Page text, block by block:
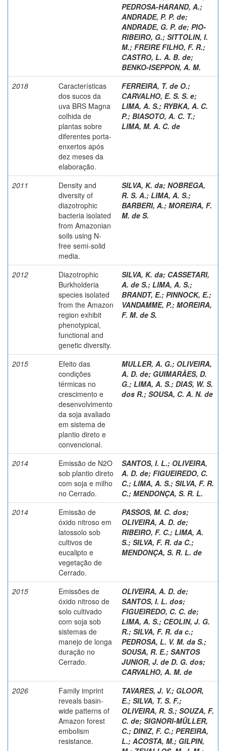
PEDROSA-HARAND, A.;
ANDRADE, P. P. de;
ANDRADE, G. P. de; PIO-
RIBEIRO, G.; SITTOLIN, I.
M.; FREIRE FILHO, F. R.;
CASTRO, L. A. B. de;
BENKO-ISEPPON, A. M.
2018
Características
dos sucos da
uva BRS Magna
colhida de
plantas sobre
diferentes porta-
enxertos após
dez meses da
elaboração.
FERREIRA, T. de O.;
CARVALHO, E. S. S. e;
LIMA, A. S.; RYBKA, A. C.
P.; BIASOTO, A. C. T.;
LIMA, M. A. C. de
2011
Density and
diversity of
diazotrophic
bacteria isolated
from Amazonian
soils using N-
free semi-solid
media.
SILVA, K. da; NOBREGA,
R. S. A.; LIMA, A. S.;
BARBERI, A.; MOREIRA, F.
M. de S.
2012
Diazotrophic
Burkholderia
species isolated
from the Amazon
region exhibit
phenotypical,
functional and
genetic diversity.
SILVA, K. da; CASSETARI,
A. de S.; LIMA, A. S.;
BRANDT, E.; PINNOCK, E.;
VANDAMME, P.; MOREIRA,
F. M. de S.
2015
Efeito das
condições
térmicas no
crescimento e
desenvolvimento
da soja avaliado
em sistema de
plantio direto e
convencional.
MULLER, A. G.; OLIVEIRA,
A. D. de; GUIMARÃES, D.
G.; LIMA, A. S.; DIAS, W. S.
dos R.; SOUSA, C. A. N. de
2014
Emissão de N2O
sob plantio direto
com soja e milho
no Cerrado.
SANTOS, I. L.; OLIVEIRA,
A. D. de; FIGUEIREDO, C.
C.; LIMA, A. S.; SILVA, F. R.
C.; MENDONÇA, S. R. L.
2014
Emissão de
óxido nitroso em
latossolo sob
cultivos de
eucalipto e
vegetação de
Cerrado.
PASSOS, M. C. dos;
OLIVEIRA, A. D. de;
RIBEIRO, F. C.; LIMA, A.
S.; SILVA, F. R. da C.;
MENDONÇA, S. R. L. de
2015
Emissões de
óxido nitroso de
solo cultivado
com soja sob
sistemas de
manejo de longa
duração no
Cerrado.
OLIVEIRA, A. D. de;
SANTOS, I. L. dos;
FIGUEIREDO, C. C. de;
LIMA, A. S.; CEOLIN, J. G.
R.; SILVA, F. R. da c.;
PEDROSA, L. V. M. da S.;
SOUSA, R. E.; SANTOS
JUNIOR, J. de D. G. dos;
CARVALHO, A. M. de
2026
Family imprint
reveals basin-
wide patterns of
Amazon forest
embolism
resistance.
TAVARES, J. V.; GLOOR,
E.; SILVA, T. S. F.;
OLIVEIRA, R. S.; SOUZA, F.
C. de; SIGNORI-MÜLLER,
C.; DINIZ, F. C.; PEREIRA,
L.; ACOSTA, M.; GILPIN,